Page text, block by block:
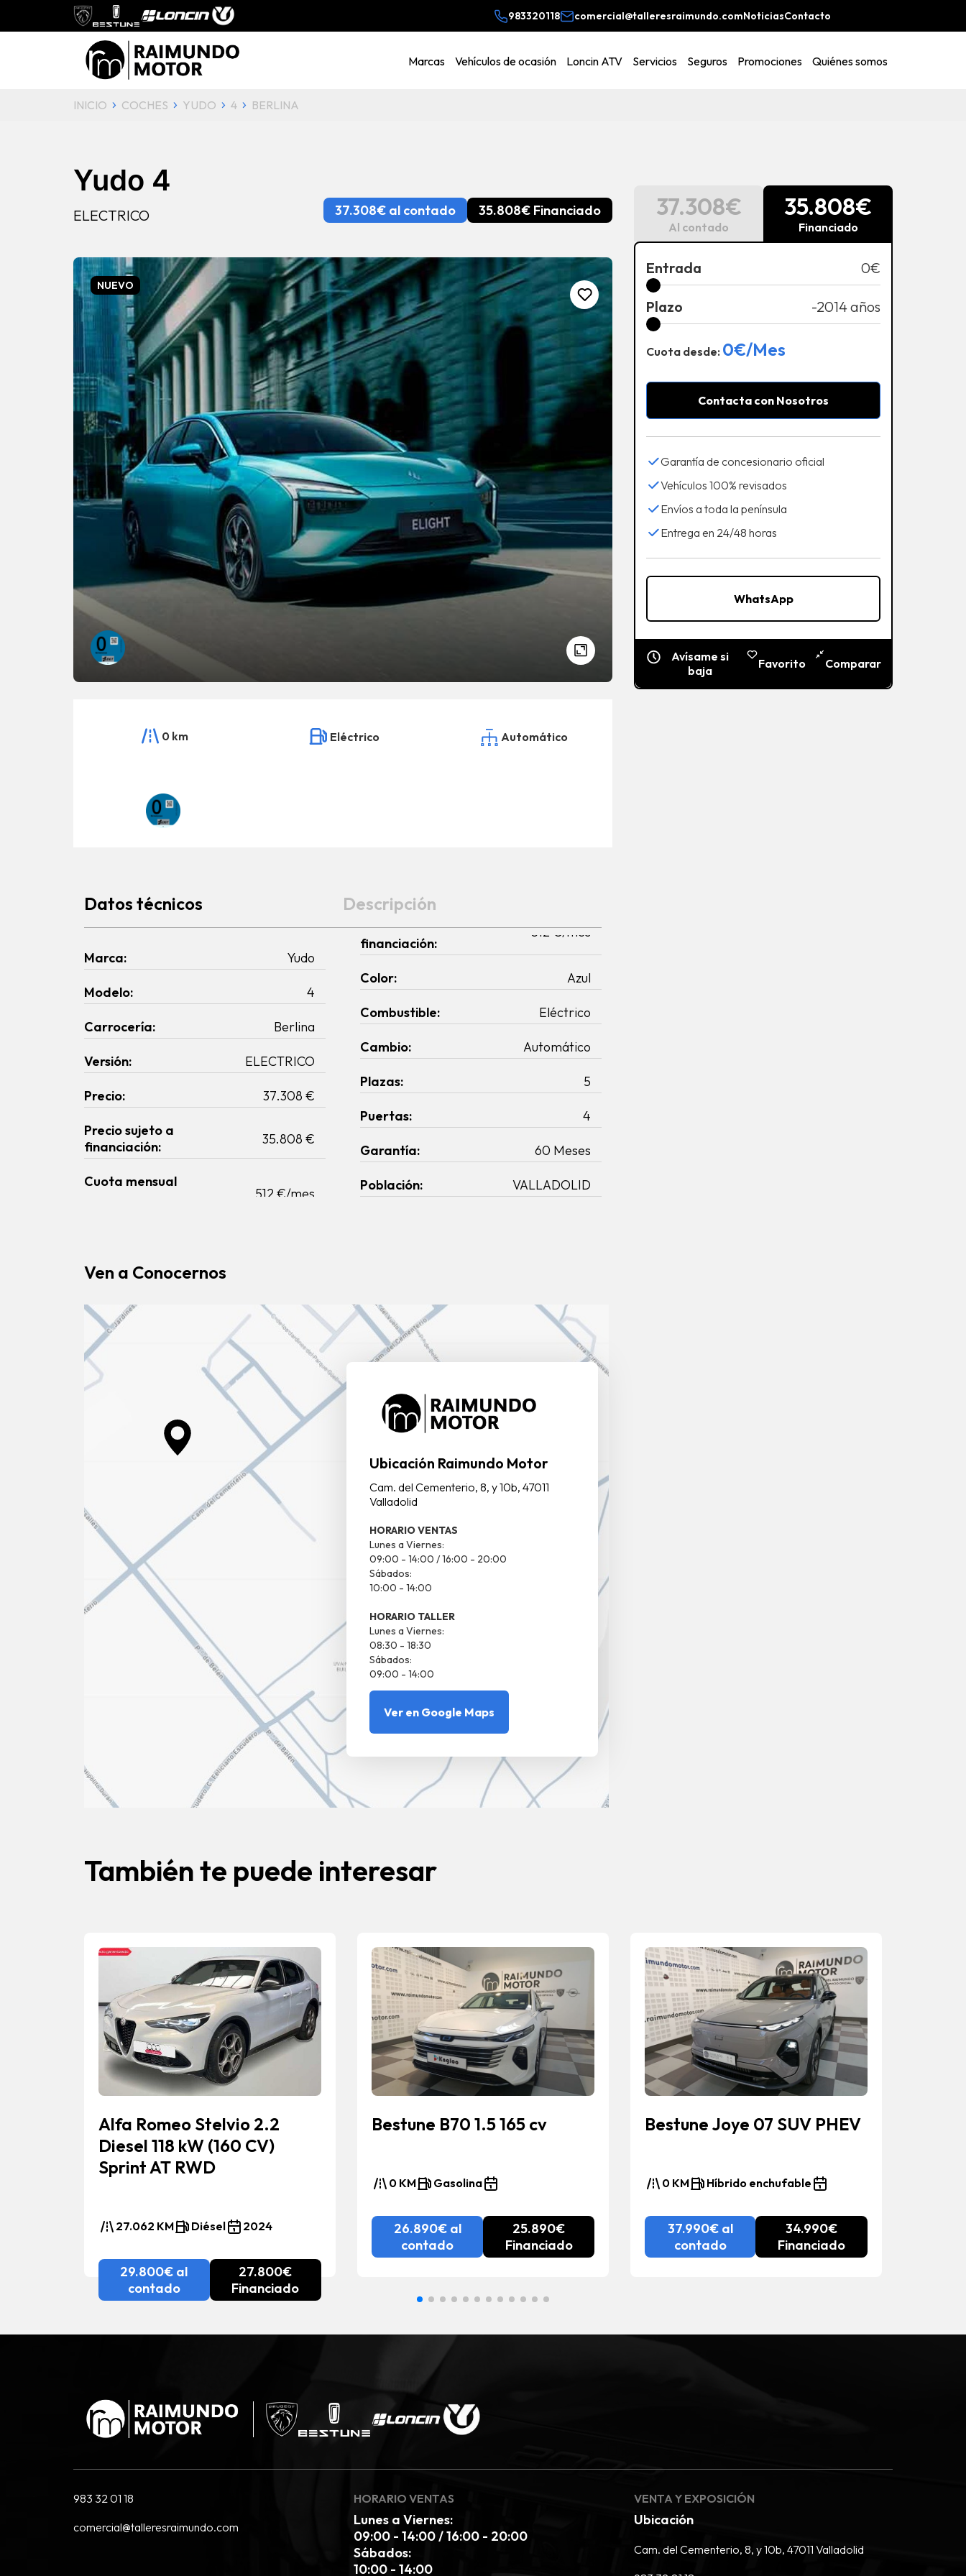
983320118 comercial@talleresraimundo.comNoticiasContacto
Marcas Vehículos de ocasión Loncin ATV Servicios Seguros Promociones Quiénes somos
INICIO COCHES YUDO 4 BERLINA
Yudo 4
ELECTRICO 37.308€ al contado 35.808€ Financiado
NUEVO
0 km Eléctrico Automático
37.308€
Al contado
35.808€
Financiado
Entrada 0€
Plazo -2014años
Cuota desde: 0€/Mes
Contacta con Nosotros
Garantía de concesionario oficial
Vehículos 100% revisados
Envíos a toda la península
Entrega en 24/48 horas
WhatsApp
Avísame si
baja
Favorito Comparar
Datos técnicos Descripción
Marca: Yudo
Modelo: 4
Carrocería: Berlina
Versión: ELECTRICO
Precio: 37.308 €
Precio sujeto a
financiación:
35.808 €
Cuota mensual
financiación:
512 €/mes
Color: Azul
Combustible: Eléctrico
Cambio: Automático
Plazas: 5
Puertas: 4
Garantía: 60 Meses
Población: VALLADOLID
Ven a Conocernos
Ubicación Raimundo Motor
Cam. del Cementerio, 8, y 10b, 47011
Valladolid
HORARIO VENTAS
Lunes a Viernes:
09:00 - 14:00 / 16:00 - 20:00
Sábados:
10:00 - 14:00
HORARIO TALLER
Lunes a Viernes:
08:30 - 18:30
Sábados:
09:00 - 14:00
Ver en Google Maps
También te puede interesar
Alfa Romeo Stelvio 2.2
Diesel 118 kW (160 CV)
Sprint AT RWD
27.062 KM Diésel 2024
29.800€ al
contado
27.800€
Financiado
Bestune B70 1.5 165 cv
0 KM Gasolina
26.890€ al
contado
25.890€
Financiado
Bestune Joye 07 SUV PHEV
0 KM Híbrido enchufable
37.990€ al
contado
34.990€
Financiado
983 32 01 18
comercial@talleresraimundo.com
HORARIO VENTAS
Lunes a Viernes:
09:00 - 14:00 / 16:00 - 20:00
Sábados:
10:00 - 14:00
VENTA Y EXPOSICIÓN
Ubicación
Cam. del Cementerio, 8, y 10b, 47011 Valladolid